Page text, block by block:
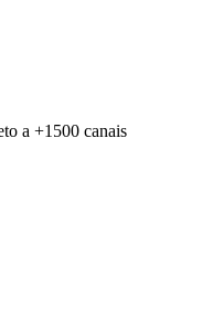
a +1500 canais